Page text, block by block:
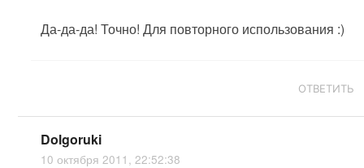
Да-да-да! Точно! Для повторного использования :)
ОТВЕТИТЬ
Dolgoruki
10 октября 2011, 22:52:38